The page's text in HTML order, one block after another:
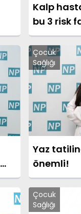
Kalp
bu 3 risk
Çocuk
Sağlığı
Yaz
önemli!
Çocuk
Sağlığı